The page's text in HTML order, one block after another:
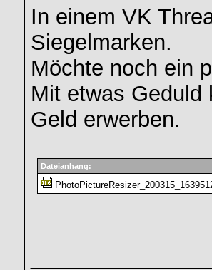
In einem VK
Siegelmarken.
Möchte noch ein
Mit etwas Geduld
Geld erwerben.
Dateianhang: